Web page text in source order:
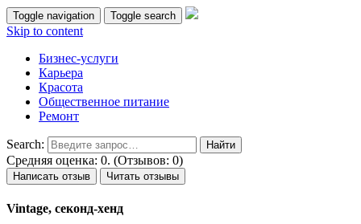
Toggle navigation Toggle search
Skip to content
Бизнес-услуги
Карьера
Красота
Общественное питание
Ремонт
Search:
Средняя оценка: 0. (Отзывов: 0)
Написать отзыв Читать отзывы
Vintage, секонд-хенд